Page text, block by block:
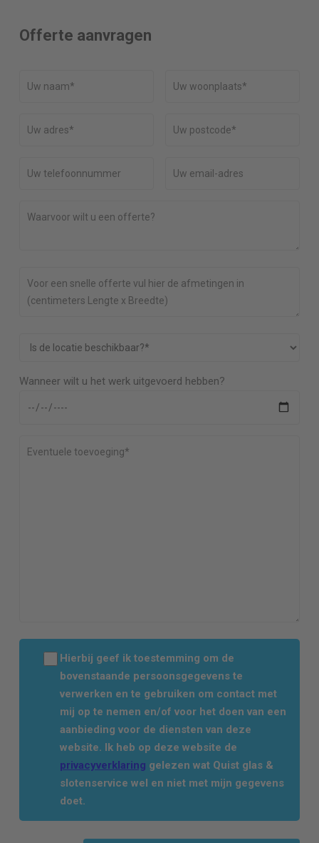
Offerte aanvragen
Wanneer wilt u het werk uitgevoerd hebben?
Hierbij geef ik toestemming om de
bovenstaande persoonsgegevens te
verwerken en te gebruiken om contact met
mij op te nemen en/of voor het doen van een
aanbieding voor de diensten van deze
website. Ik heb op deze website de
privacyverklaring gelezen wat Quist glas &
slotenservice wel en niet met mijn gegevens
doet.